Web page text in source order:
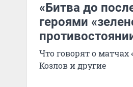
«Битва до
героями
Что говорят о матчах
Козлов и другие